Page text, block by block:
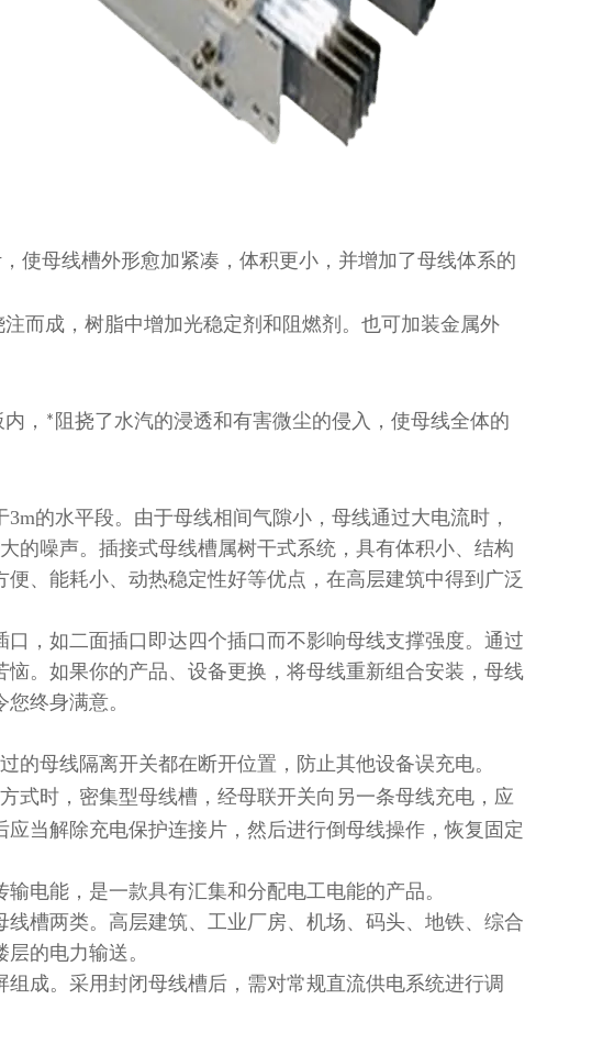
使母线槽外形愈加紧凑，体积更小，并增加了母线体系的
而成，树脂中增加光稳定剂和阻燃剂。也可加装金属外
， * 阻挠了水汽的浸透和有害微尘的侵入，使母线全体的
的水平段。由于母线相间气隙小，母线通过大电流时，
的噪声。插接式母线槽属树干式系统，具有体积小、结构
、能耗小、动热稳定性好等优点，在高层建筑中得到广泛
，如二面插口即达四个插口而不影响母线支撑强度。通过
。如果你的产品、设备更换，将母线重新组合安装，母线
终身满意。
的母线隔离开关都在断开位置，防止其他设备误充电。
式时，密集型母线槽，经母联开关向另一条母线充电，应
当解除充电保护连接片，然后进行倒母线操作，恢复固定
电能，是一款具有汇集和分配电工电能的产品。
槽两类。高层建筑、工业厂房、机场、码头、地铁、综合
的电力输送。
成。采用封闭母线槽后，需对常规直流供电系统进行调